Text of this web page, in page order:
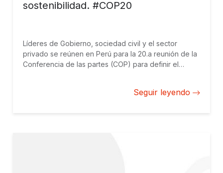
sostenibilidad. #COP20
Líderes de Gobierno, sociedad civil y el sector
privado se reúnen en Perú para la 20.a reunión de la
Conferencia de las partes (COP) para definir el
la urgencia del asunto. Muchas empresas ya están
Seguir leyendo